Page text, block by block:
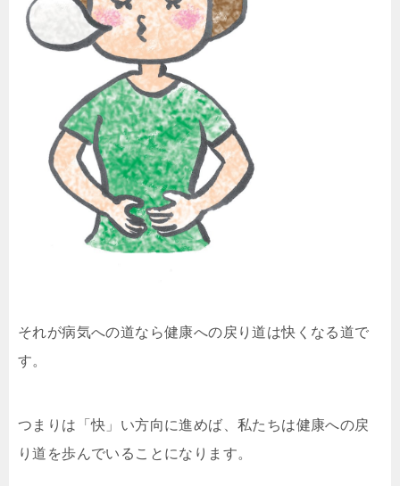
それが病気への道なら健康への戻り道は快くなる道で
す。
つまりは「快」い方向に進めば、私たちは健康への戻
り道を歩んでいることになります。